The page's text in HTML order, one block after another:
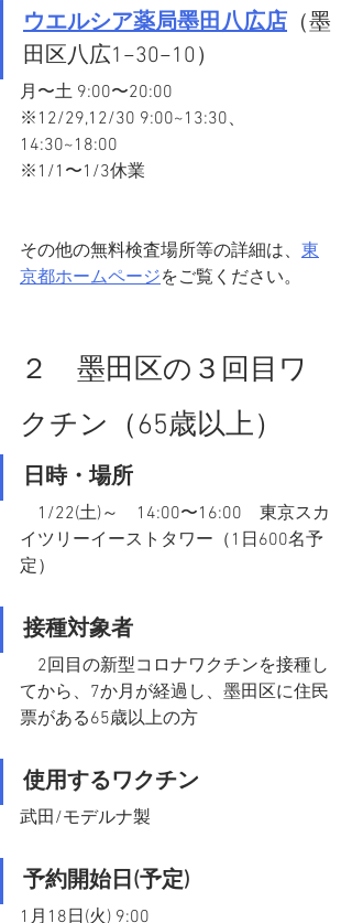
ウエルシア薬局墨田八広店 （墨
田区八広1−30−10）
月〜土 9:00〜20:00
※12/29,12/30 9:00~13:30、
14:30~18:00
※1/1〜1/3休業
その他の無料検査場所等の詳細は、 東
京都ホームページをご覧ください。
２　墨田区の３回目ワ
クチン（65歳以上）
日時・場所
1/22(土)～　14:00〜16:00　東京スカ
イツリーイーストタワー（1日600名予
定）
接種対象者
2回目の新型コロナワクチンを接種し
てから、7か月が経過し、墨田区に住民
票がある65歳以上の方
使用するワクチン
武田/モデルナ製
予約開始日(予定)
1月18日(火) 9:00